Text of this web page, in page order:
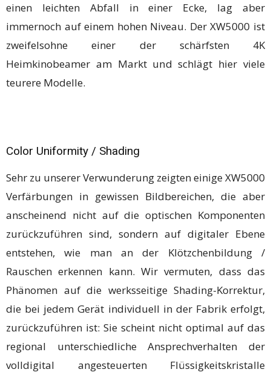
einen leichten Abfall in einer Ecke, lag aber
immernoch auf einem hohen Niveau. Der XW5000 ist
zweifelsohne einer der schärfsten 4K
Heimkinobeamer am Markt und schlägt hier viele
teurere Modelle.
Color Uniformity / Shading
Sehr zu unserer Verwunderung zeigten einige XW5000
Verfärbungen in gewissen Bildbereichen, die aber
anscheinend nicht auf die optischen Komponenten
zurückzuführen sind, sondern auf digitaler Ebene
entstehen, wie man an der Klötzchenbildung /
Rauschen erkennen kann. Wir vermuten, dass das
Phänomen auf die werksseitige Shading-Korrektur,
die bei jedem Gerät individuell in der Fabrik erfolgt,
zurückzuführen ist: Sie scheint nicht optimal auf das
regional unterschiedliche Ansprechverhalten der
volldigital angesteuerten Flüssigkeitskristalle